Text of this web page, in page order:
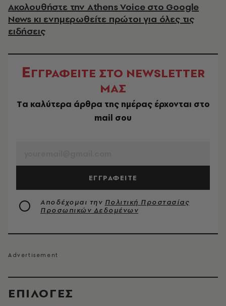
EΠΙΛΟΓΈΣ
Ακολουθήστε την Athens Voice στο Google
News κι ενημερωθείτε πρώτοι για όλες τις
ειδήσεις
ΕΓΓΡΑΦΕΙΤΕ ΣΤΟ NEWSLETTER
ΜΑΣ
Tα καλύτερα άρθρα της ημέρας έρχονται στο
mail σου
ΕΓΓΡΑΦΕΙΤΕ
Αποδέχομαι την Πολιτική Προστασίας
Προσωπικών Δεδομένων